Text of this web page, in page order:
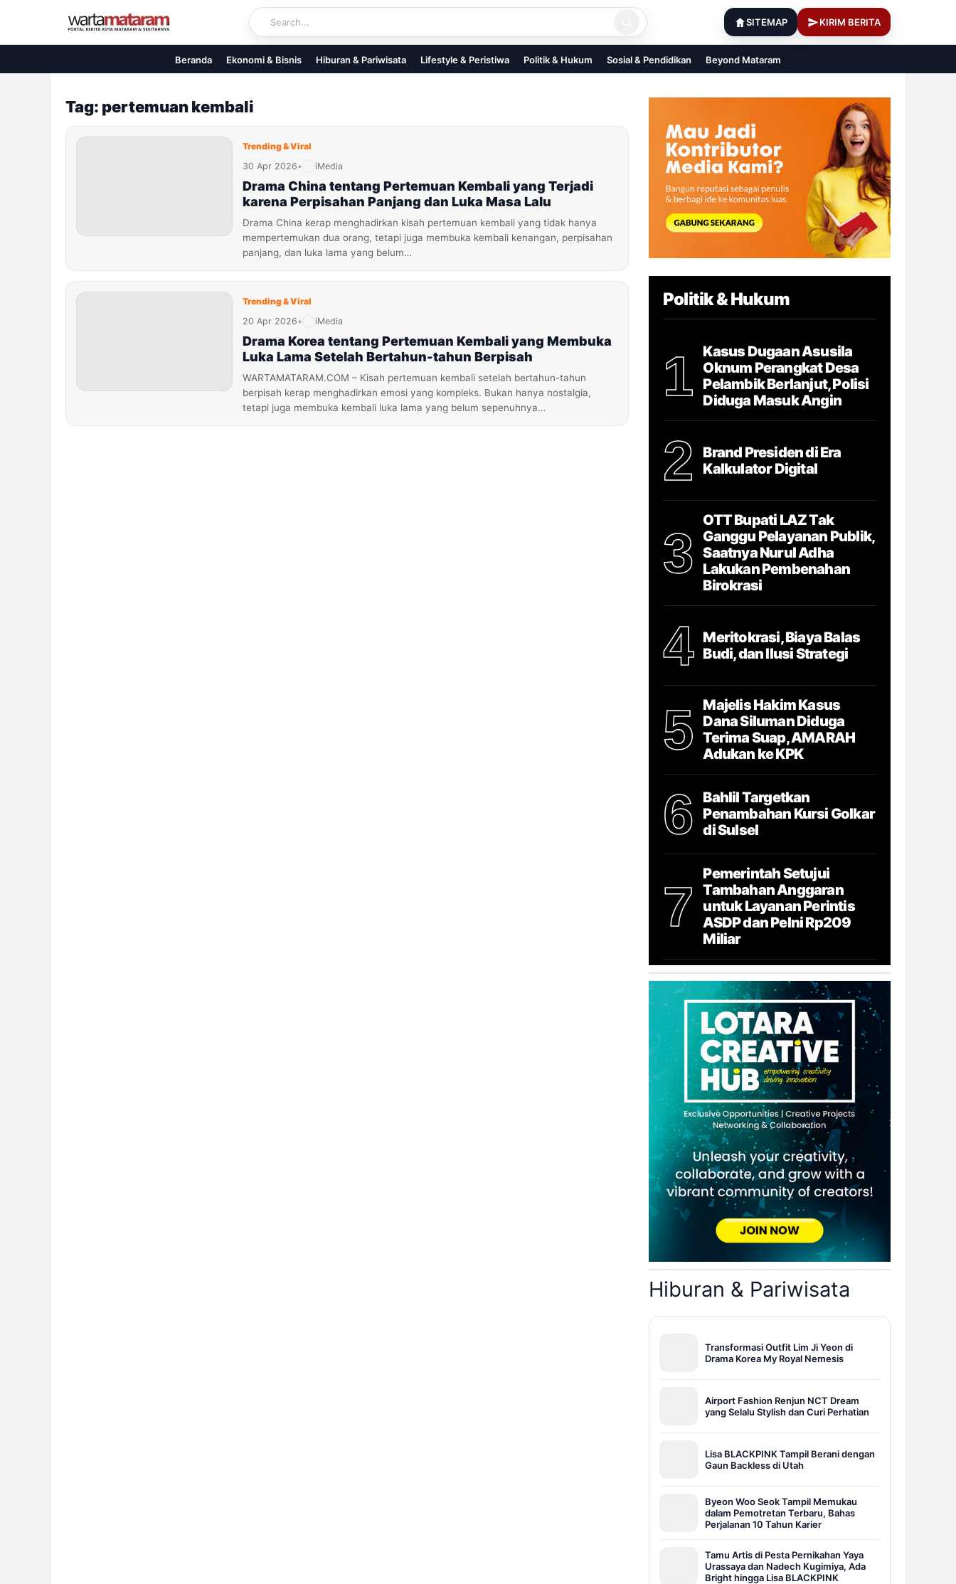
content
SITEMAP KIRIM BERITA
Beranda Ekonomi & Bisnis Hiburan & Pariwisata Lifestyle & Peristiwa Politik & Hukum Sosial & Pendidikan Beyond Mataram
Tag: pertemuan kembali
Trending & Viral
30 Apr 2026• iMedia
Drama China tentang Pertemuan Kembali yang Terjadi
karena Perpisahan Panjang dan Luka Masa Lalu
Drama China kerap menghadirkan kisah pertemuan kembali yang tidak hanya
mempertemukan dua orang, tetapi juga membuka kembali kenangan, perpisahan
panjang, dan luka lama yang belum…
Trending & Viral
20 Apr 2026• iMedia
Drama Korea tentang Pertemuan Kembali yang Membuka
Luka Lama Setelah Bertahun-tahun Berpisah
WARTAMATARAM.COM – Kisah pertemuan kembali setelah bertahun-tahun
berpisah kerap menghadirkan emosi yang kompleks. Bukan hanya nostalgia,
tetapi juga membuka kembali luka lama yang belum sepenuhnya…
Politik & Hukum
1
Kasus Dugaan Asusila
Oknum Perangkat Desa
Pelambik Berlanjut, Polisi
Diduga Masuk Angin
2
Brand Presiden di Era
Kalkulator Digital
3
OTT Bupati LAZ Tak
Ganggu Pelayanan Publik,
Saatnya Nurul Adha
Lakukan Pembenahan
Birokrasi
4
Meritokrasi, Biaya Balas
Budi, dan Ilusi Strategi
5
Majelis Hakim Kasus
Dana Siluman Diduga
Terima Suap, AMARAH
Adukan ke KPK
6
Bahlil Targetkan
Penambahan Kursi Golkar
di Sulsel
7
Pemerintah Setujui
Tambahan Anggaran
untuk Layanan Perintis
ASDP dan Pelni Rp209
Miliar
Hiburan & Pariwisata
Transformasi Outfit Lim Ji Yeon di
Drama Korea My Royal Nemesis
Airport Fashion Renjun NCT Dream
yang Selalu Stylish dan Curi Perhatian
Lisa BLACKPINK Tampil Berani dengan
Gaun Backless di Utah
Byeon Woo Seok Tampil Memukau
dalam Pemotretan Terbaru, Bahas
Perjalanan 10 Tahun Karier
Tamu Artis di Pesta Pernikahan Yaya
Urassaya dan Nadech Kugimiya, Ada
Bright hingga Lisa BLACKPINK